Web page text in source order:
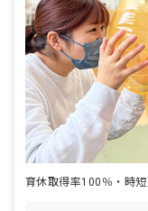
4歳児ク
保育目標
育」と、
に繋げて
方をバラ
のびのび
りを大切
など独自
の幅を広
個々の個
べて指導